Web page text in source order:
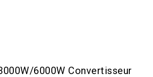
6000W Convertisseur